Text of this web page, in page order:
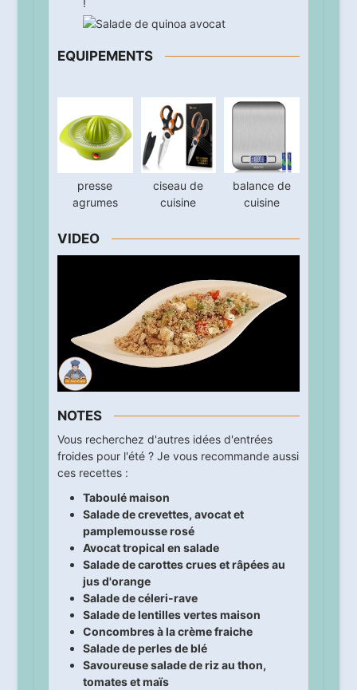
!
EQUIPEMENTS
presse
agrumes
ciseau de
cuisine
balance de
cuisine
VIDEO
NOTES
Vous recherchez d'autres idées d'entrées
froides pour l'été ? Je vous recommande aussi
ces recettes :
Taboulé maison
Salade de crevettes, avocat et
pamplemousse rosé
Avocat tropical en salade
Salade de carottes crues et râpées au
jus d'orange
Salade de céleri-rave
Salade de lentilles vertes maison
Concombres à la crème fraiche
Salade de perles de blé
Savoureuse salade de riz au thon,
tomates et maïs